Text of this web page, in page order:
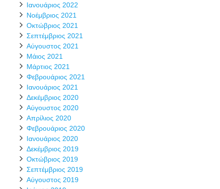
Ιανουάριος 2022
Νοέμβριος 2021
Οκτώβριος 2021
Σεπτέμβριος 2021
Αύγουστος 2021
Μάιος 2021
Μάρτιος 2021
Φεβρουάριος 2021
Ιανουάριος 2021
Δεκέμβριος 2020
Αύγουστος 2020
Απρίλιος 2020
Φεβρουάριος 2020
Ιανουάριος 2020
Δεκέμβριος 2019
Οκτώβριος 2019
Σεπτέμβριος 2019
Αύγουστος 2019